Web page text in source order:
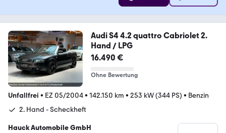
Audi S4 4.2 quattro Cabriolet 2.
Hand / LPG
16.490 €
Ohne Bewertung
Unfallfrei • EZ 05/2004• 142.150 km • 253 kW (344 PS) • Benzin
2. Hand - Scheckheft
Hauck Automobile GmbH